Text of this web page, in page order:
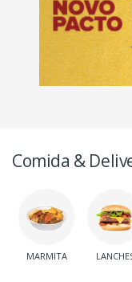
Comida &
MARMITA